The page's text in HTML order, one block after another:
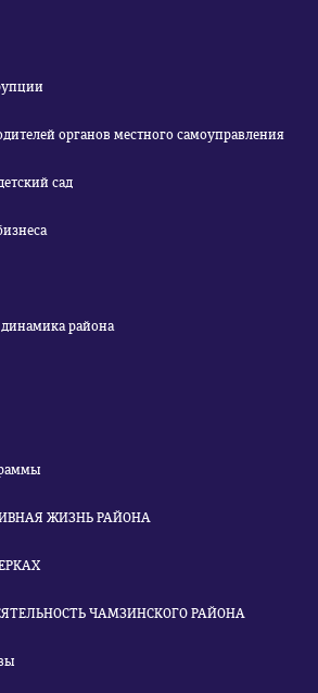
органов местного самоуправления
сад
района
ЖИЗНЬ РАЙОНА
ЧАМЗИНСКОГО РАЙОНА